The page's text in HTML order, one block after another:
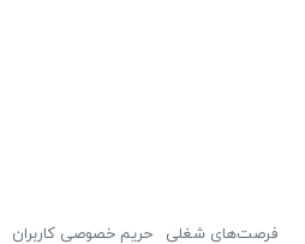
فرصت‌های شغلی حریم خصوصی کاربران